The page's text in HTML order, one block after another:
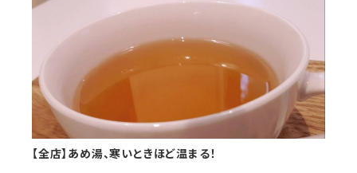
【全店】あめ湯、寒いときほど温まる！